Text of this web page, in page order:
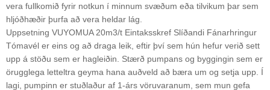
vera fullkomið fyrir notkun í minnum svæðum eða tilvikum þar sem
hljóðhæðir þurfa að vera heldar lág.
Uppsetning VUYOMUA 20m3/t Eintaksskref Slíðandi Fánarhringur
Tómavél er eins og að draga leik, eftir því sem hún hefur verið sett
upp á stöðu sem er hagleiðin. Stærð pumpans og byggingin sem er
örugglega letteltra geyma hana auðveld að bæra um og setja upp. Í
lagi, pumpinn er stuðlaður af 1-árs vöruvaranum, sem mun gefa